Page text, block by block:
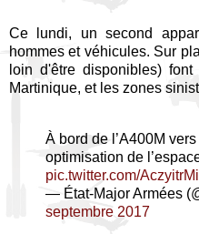
Ce lundi, un second
hommes et véhicules. Sur
loin d'être disponibles)
Martinique, et les zones
À bord de l’A400M
optimisation de
pic.twitter.com/
— État-Major Armées
septembre 2017